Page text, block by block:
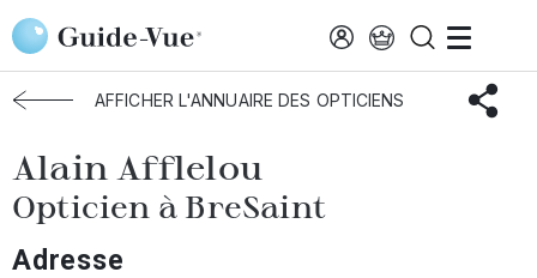
Aller au contenu principal
Accueil Choisir mon opticien Alain Afflelou
AFFICHER L'ANNUAIRE DES OPTICIENS
Alain Afflelou
Opticien à BreSaint
Adresse